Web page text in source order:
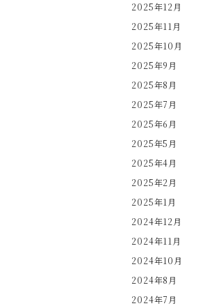
2025年12月
2025年11月
2025年10月
2025年9月
2025年8月
2025年7月
2025年6月
2025年5月
2025年4月
2025年2月
2025年1月
2024年12月
2024年11月
2024年10月
2024年8月
2024年7月